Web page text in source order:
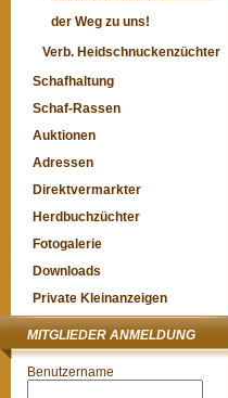
der Weg zu uns!
Verb. Heidschnuckenzüchter
Schafhaltung
Schaf-Rassen
Auktionen
Adressen
Direktvermarkter
Herdbuchzüchter
Fotogalerie
Downloads
Private Kleinanzeigen
MITGLIEDER ANMELDUNG
Benutzername